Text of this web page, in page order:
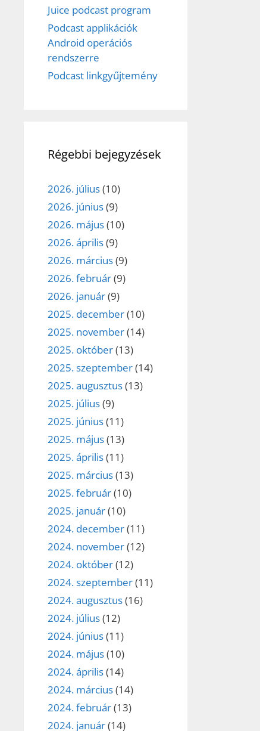
Juice podcast program
Podcast applikációk
Android operációs
rendszerre
Podcast linkgyűjtemény
Régebbi bejegyzések
2026. július(10)
2026. június(9)
2026. május(10)
2026. április(9)
2026. március(9)
2026. február(9)
2026. január(9)
2025. december(10)
2025. november(14)
2025. október(13)
2025. szeptember(14)
2025. augusztus(13)
2025. július(9)
2025. június(11)
2025. május(13)
2025. április(11)
2025. március(13)
2025. február(10)
2025. január(10)
2024. december(11)
2024. november(12)
2024. október(12)
2024. szeptember(11)
2024. augusztus(16)
2024. július(12)
2024. június(11)
2024. május(10)
2024. április(14)
2024. március(14)
2024. február(13)
2024. január(14)